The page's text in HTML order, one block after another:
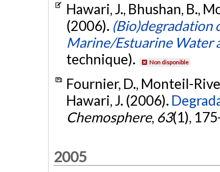
Hawari, J., Bhushan, B.,
(2006). (Bio)degradation
Marine/Estuarine Water
technique).
Non disponible
Fournier, D., Monteil-
Hawari, J. (2006).
Chemosphere, 63(1),
2005